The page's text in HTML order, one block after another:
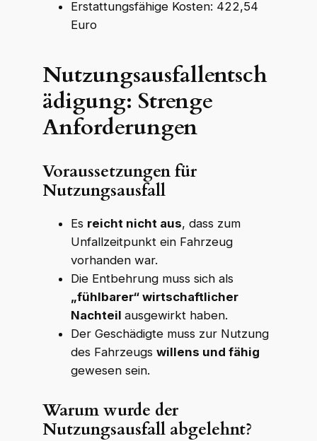
K WKR Rechtsanwälte
Online · echte Anwälte, kein Callcenter
Erstattungsfähige Kosten: 422,54
Euro
Nutzungsausfallentsch
ädigung: Strenge
Anforderungen
Voraussetzungen für
Nutzungsausfall
Es reicht nicht aus, dass zum
Unfallzeitpunkt ein Fahrzeug
vorhanden war.
Die Entbehrung muss sich als
„fühlbarer“ wirtschaftlicher
Nachteil ausgewirkt haben.
Der Geschädigte muss zur Nutzung
des Fahrzeugs willens und fähig
gewesen sein.
Warum wurde der
Nutzungsausfall abgelehnt?